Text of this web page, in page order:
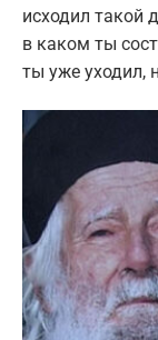
исходил такой
в каком ты
ты уже уходил,